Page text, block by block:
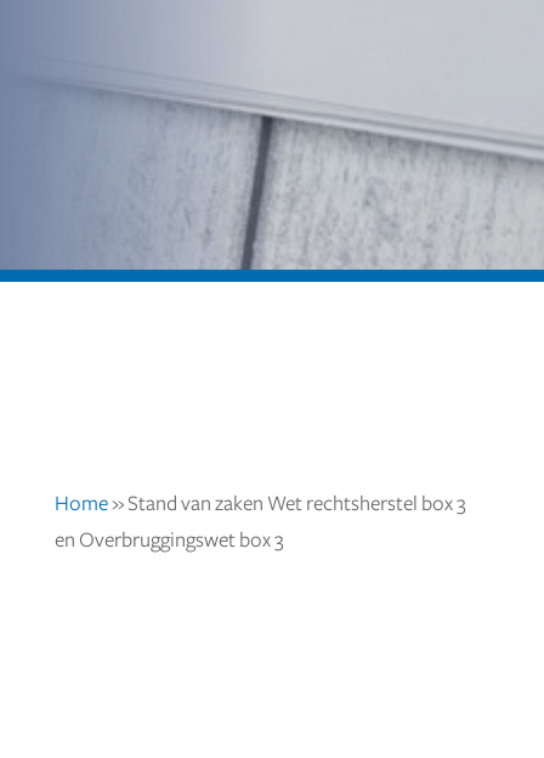
Home» Stand van zaken Wet rechtsherstel box 3
en Overbruggingswet box 3